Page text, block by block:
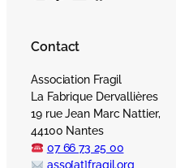
Contact
Association Fragil
La Fabrique Dervallières
19 rue Jean Marc Nattier,
44100 Nantes
07 66 73 25 00
asso[at]fragil.org